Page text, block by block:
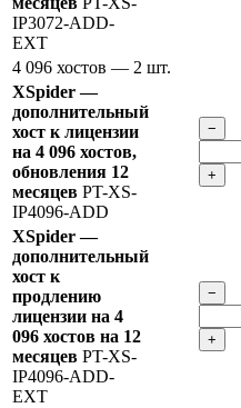
IP3072-ADD-
EXT
4 096 хостов — 2 шт.
XSpider —
дополнительный
хост к лицензии
на 4 096 хостов,
обновления 12
месяцев PT-XS-
IP4096-ADD
−
+
XSpider —
дополнительный
хост к
продлению
лицензии на 4
096 хостов на 12
месяцев PT-XS-
IP4096-ADD-
EXT
−
+